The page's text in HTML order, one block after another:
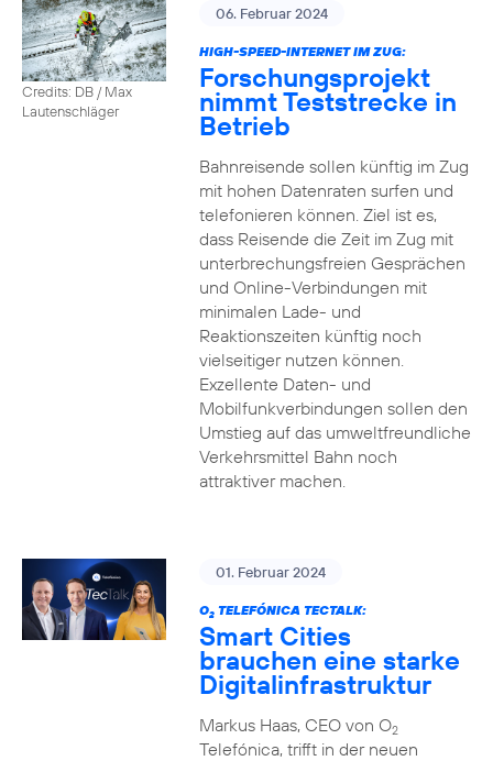
Credits: DB / Max
Lautenschläger
06. Februar 2024
HIGH-SPEED-INTERNET IM ZUG:
Forschungsprojekt
nimmt Teststrecke in
Betrieb
Bahnreisende sollen künftig im Zug
mit hohen Datenraten surfen und
telefonieren können. Ziel ist es,
dass Reisende die Zeit im Zug mit
unterbrechungsfreien Gesprächen
und Online-Verbindungen mit
minimalen Lade- und
Reaktionszeiten künftig noch
vielseitiger nutzen können.
Exzellente Daten- und
Mobilfunkverbindungen sollen den
Umstieg auf das umweltfreundliche
Verkehrsmittel Bahn noch
attraktiver machen.
01. Februar 2024
O2TELEFÓNICA TECTALK:
Smart Cities
brauchen eine starke
Digitalinfrastruktur
Markus Haas, CEO von O2
Telefónica, trifft in der neuen